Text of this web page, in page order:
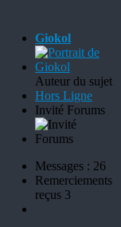
Giokol
Auteur du sujet
Hors Ligne
Invité Forums
Messages : 26
Remerciements
reçus 3